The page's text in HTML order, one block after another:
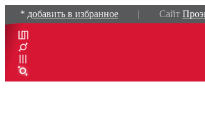
* добавить в избранное | Сайт